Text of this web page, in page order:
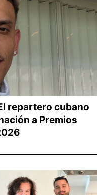
repartero cubano
a Premios